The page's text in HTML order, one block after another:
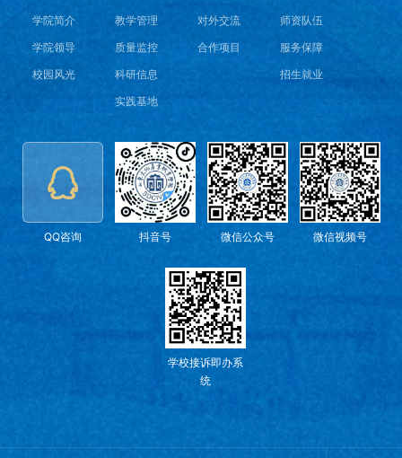
学院简介
学院领导
校园风光
教学管理
质量监控
科研信息
实践基地
对外交流
合作项目
师资队伍
服务保障
招生就业
QQ咨询 抖音号 微信公众号 微信视频号
学校接诉即办系
统